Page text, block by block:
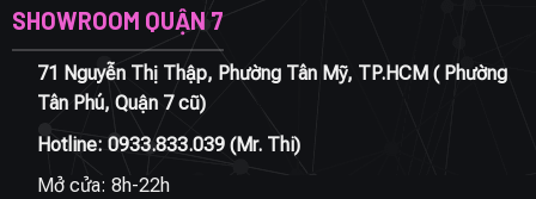
SHOWROOM QUẬN 7
71 Nguyễn Thị Thập, Phường Tân Mỹ, TP.HCM ( Phường
Tân Phú, Quận 7 cũ)
Hotline: 0933.833.039(Mr. Thi)
Mở cửa: 8h-22h